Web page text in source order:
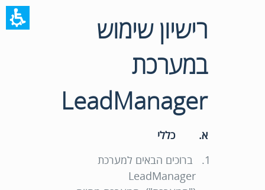
רישיון שימוש
במערכת
LeadManager
א. כללי
ברוכים הבאים למערכת
LeadManager